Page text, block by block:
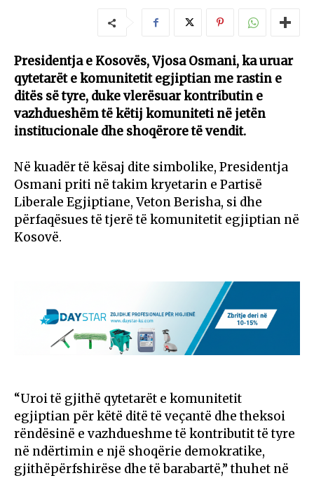
Presidentja e Kosovës, Vjosa Osmani, ka uruar
qytetarët e komunitetit egjiptian me rastin e
ditës së tyre, duke vlerësuar kontributin e
vazhdueshëm të këtij komuniteti në jetën
institucionale dhe shoqërore të vendit.
Në kuadër të kësaj dite simbolike, Presidentja
Osmani priti në takim kryetarin e Partisë
Liberale Egjiptiane, Veton Berisha, si dhe
përfaqësues të tjerë të komunitetit egjiptian në
Kosovë.
“Uroi të gjithë qytetarët e komunitetit
egjiptian për këtë ditë të veçantë dhe theksoi
rëndësinë e vazhdueshme të kontributit të tyre
në ndërtimin e një shoqërie demokratike,
gjithëpërfshirëse dhe të barabartë,” thuhet në